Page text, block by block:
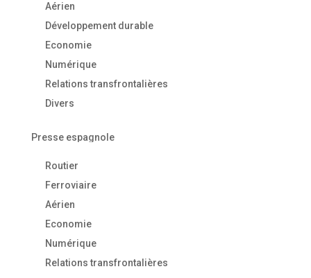
Aérien
Développement durable
Economie
Numérique
Relations transfrontalières
Divers
Presse espagnole
Routier
Ferroviaire
Aérien
Economie
Numérique
Relations transfrontalières